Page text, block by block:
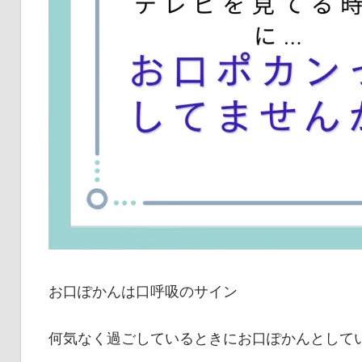
お口ぽかんは口呼吸のサイン
何気なく過ごしているときにお口ぽかんとして